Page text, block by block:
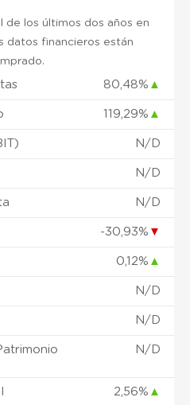
de los últimos dos años en
datos financieros están
80,48% ▲
119,29% ▲
N/D
N/D
N/D
-30,93% ▼
0,12% ▲
N/D
N/D
N/D
2,56% ▲